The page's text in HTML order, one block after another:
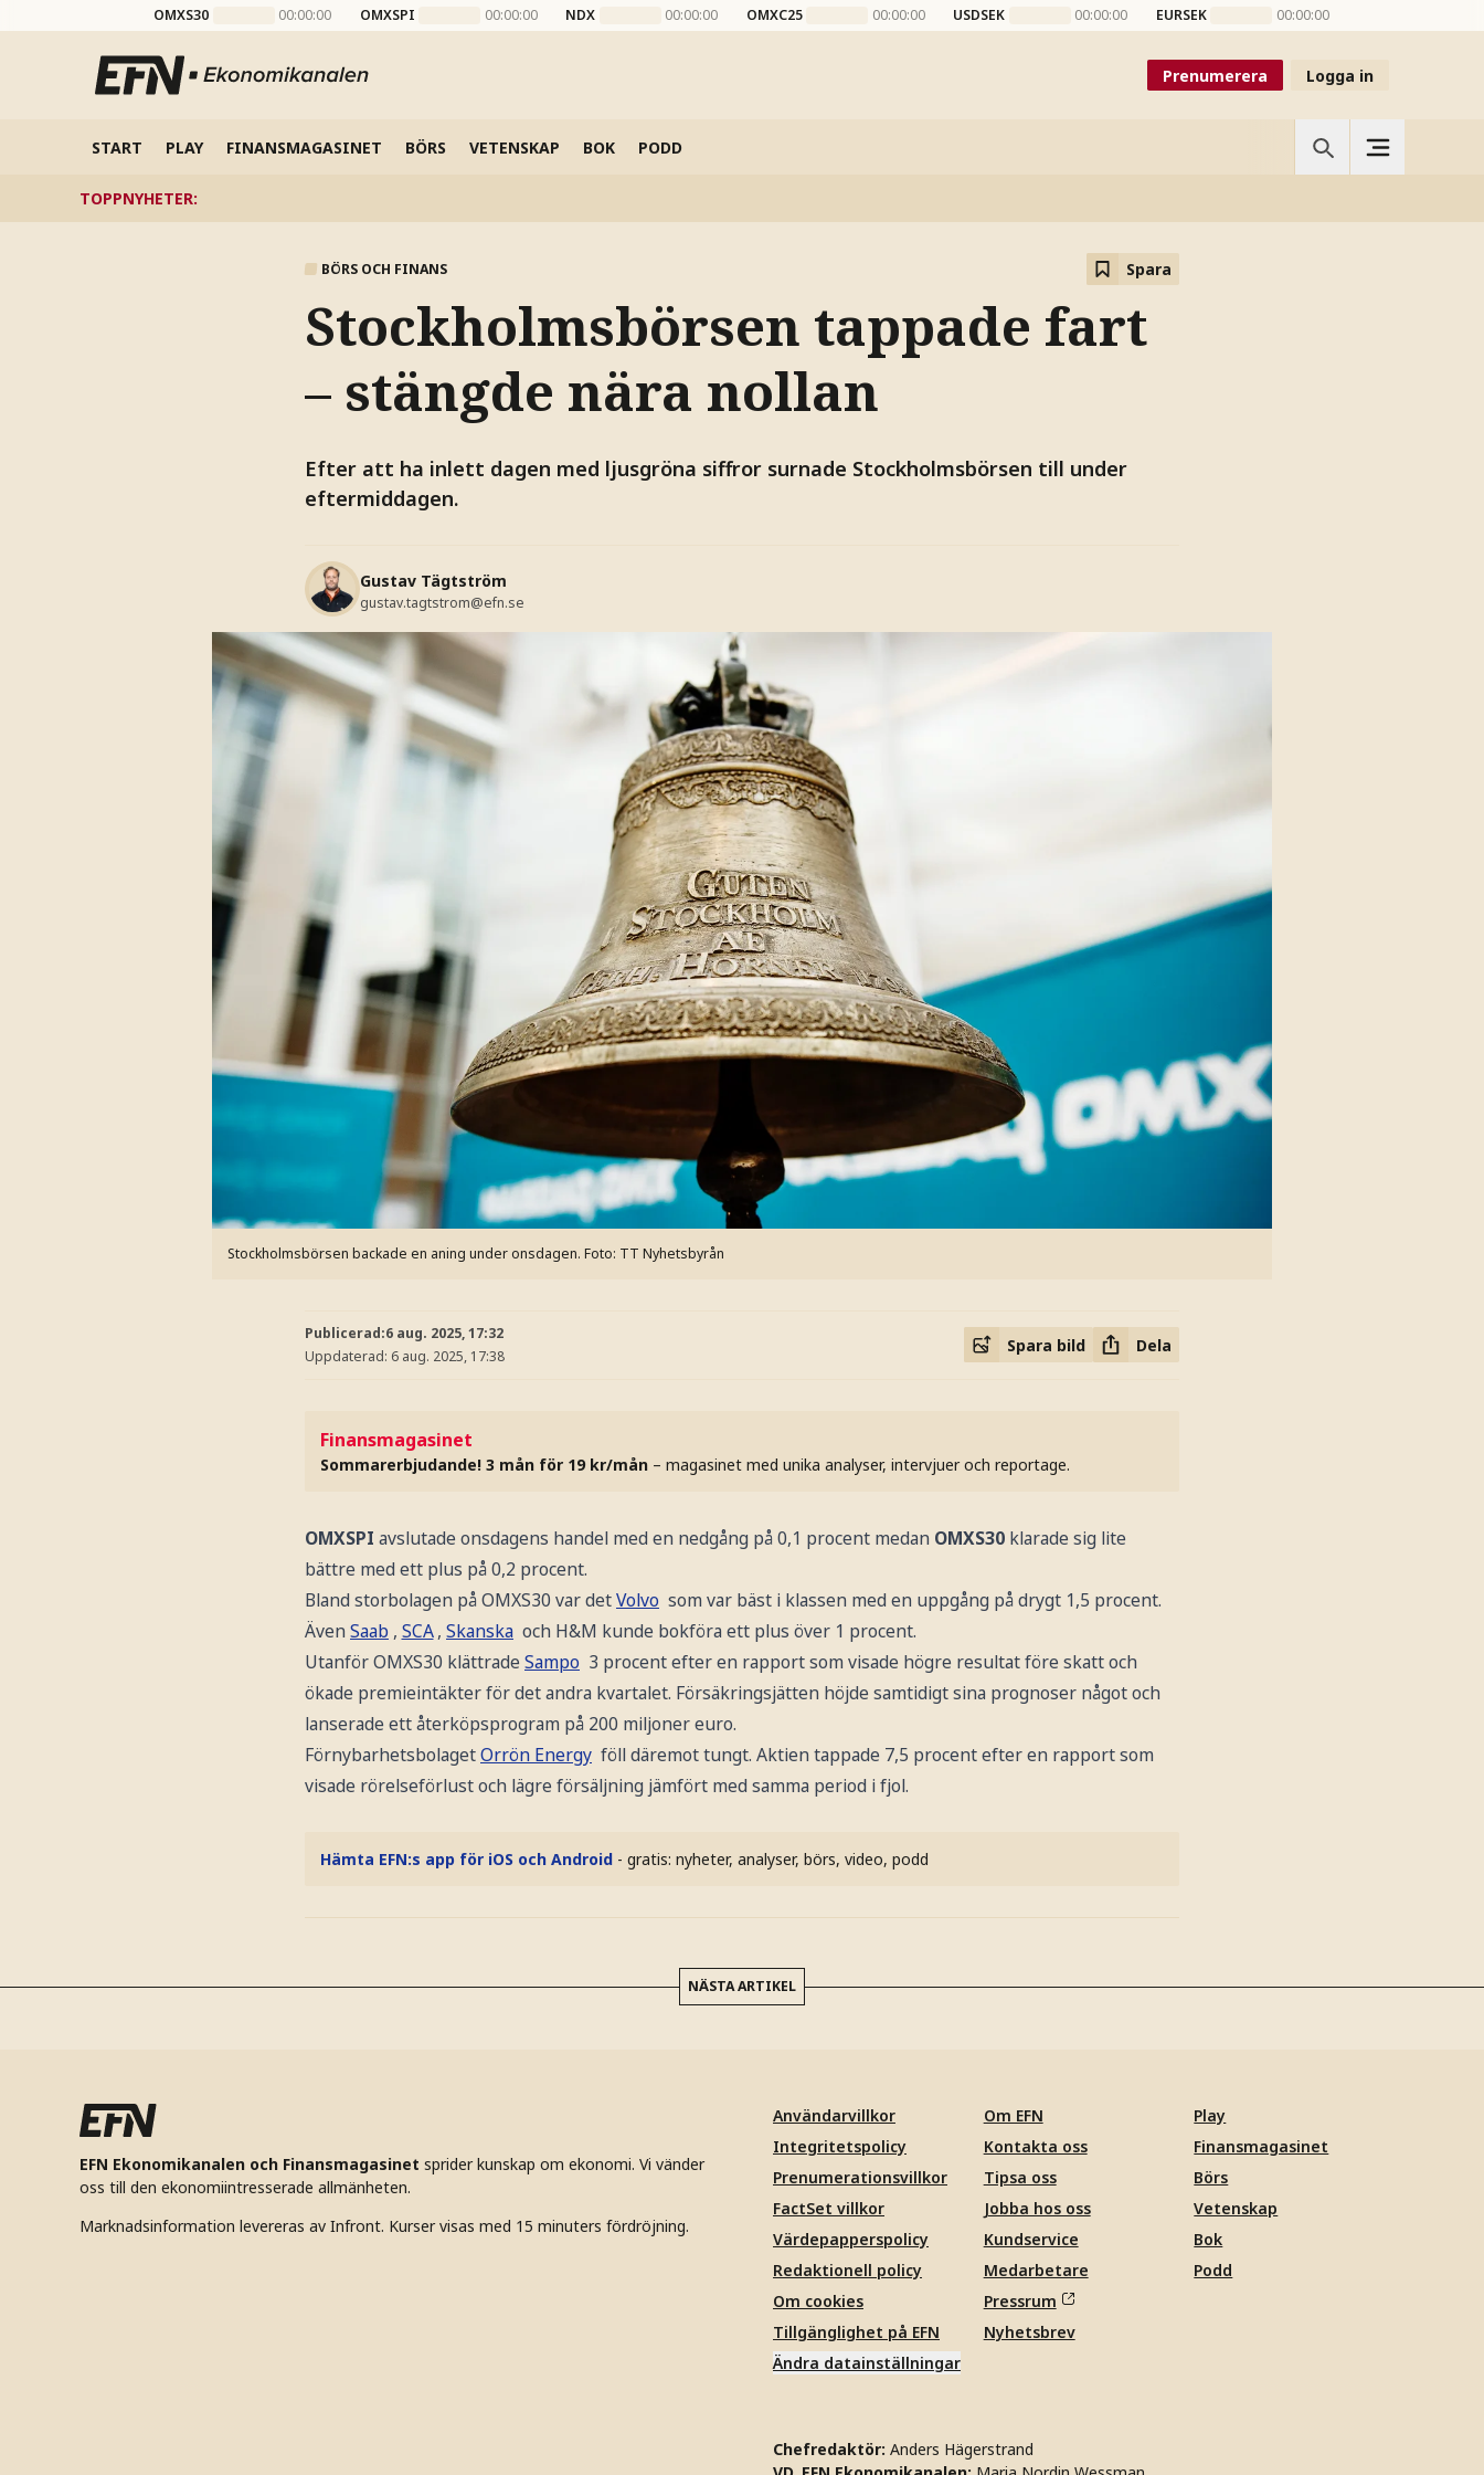
OMXS30 00:00:00 OMXSPI 00:00:00 NDX 00:00:00 OMXC25 00:00:00 USDSEK 00:00:00 EURSEK 00:00:00
Prenumerera Logga in
START PLAY FINANSMAGASINET BÖRS VETENSKAP BOK PODD
TOPPNYHETER:
BÖRS OCH FINANS Spara
Stockholmsbörsen tappade fart
– stängde nära nollan
Efter att ha inlett dagen med ljusgröna siffror surnade Stockholmsbörsen till under
eftermiddagen.
Gustav Tägtström
gustav.tagtstrom@efn.se
Stockholmsbörsen backade en aning under onsdagen. Foto: TT Nyhetsbyrån
Publicerad:6 aug. 2025, 17:32
Uppdaterad: 6 aug. 2025, 17:38
Spara bild Dela
Finansmagasinet
Sommarerbjudande! 3 mån för 19 kr/mån – magasinet med unika analyser, intervjuer och reportage.
OMXSPI avslutade onsdagens handel med en nedgång på 0,1 procent medan OMXS30 klarade sig lite
bättre med ett plus på 0,2 procent.
Bland storbolagen på OMXS30 var detVolvo som var bäst i klassen med en uppgång på drygt 1,5 procent.
Även Saab , SCA , Skanska och H&M kunde bokföra ett plus över 1 procent.
Utanför OMXS30 klättradeSampo 3 procent efter en rapport som visade högre resultat före skatt och
ökade premieintäkter för det andra kvartalet. Försäkringsjätten höjde samtidigt sina prognoser något och
lanserade ett återköpsprogram på 200 miljoner euro.
FörnybarhetsbolagetOrrön Energy föll däremot tungt. Aktien tappade 7,5 procent efter en rapport som
visade rörelseförlust och lägre försäljning jämfört med samma period i fjol.
Hämta EFN:s app för iOS och Android - gratis: nyheter, analyser, börs, video, podd
NÄSTA ARTIKEL
EFN Ekonomikanalen och Finansmagasinet sprider kunskap om ekonomi. Vi vänder
oss till den ekonomiintresserade allmänheten.
Marknadsinformation levereras av Infront. Kurser visas med 15 minuters fördröjning.
Användarvillkor
Integritetspolicy
Prenumerationsvillkor
FactSet villkor
Värdepapperspolicy
Redaktionell policy
Om cookies
Tillgänglighet på EFN
Ändra datainställningar
Om EFN
Kontakta oss
Tipsa oss
Jobba hos oss
Kundservice
Medarbetare
Pressrum
Nyhetsbrev
Play
Finansmagasinet
Börs
Vetenskap
Bok
Podd
Chefredaktör: Anders Hägerstrand